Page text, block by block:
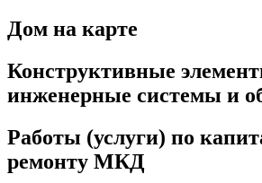
Дом на карте
Конструктивные
инженерные системы и
Работы (услуги) по
ремонту МКД